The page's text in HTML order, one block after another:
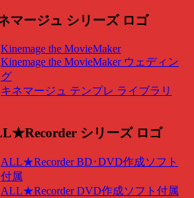
Kinemage the MovieMaker
Kinemage the MovieMaker ウェディン
グ
キネマージュ テンプレ ライブラリ
ALL★Recorder BD･DVD作成ソフト
付属
ALL★Recorder DVD作成ソフト付属